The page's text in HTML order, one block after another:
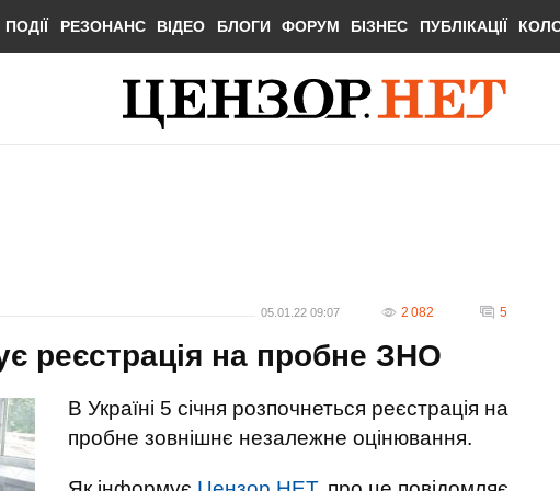
ПОДІЇ РЕЗОНАНС ВІДЕО БЛОГИ ФОРУМ БІЗНЕС ПУБЛІКАЦІЇ
05.01.22 09:07 2 082 5
реєстрація на пробне ЗНО
В Україні 5 січня розпочнеться реєстрація на
пробне зовнішнє незалежне оцінювання.